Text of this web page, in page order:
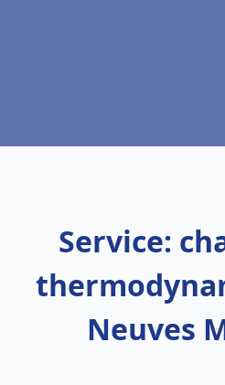
Service:
Neuves